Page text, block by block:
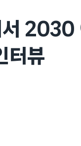
2030
터뷰